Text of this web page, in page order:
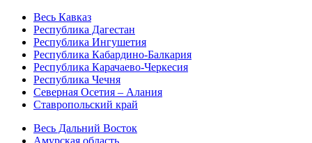
Весь Кавказ
Республика Дагестан
Республика Ингушетия
Республика Кабардино-Балкария
Республика Карачаево-Черкесия
Республика Чечня
Северная Осетия – Алания
Ставропольский край
Весь Дальний Восток
Амурская область